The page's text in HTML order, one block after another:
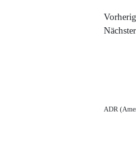
ADR